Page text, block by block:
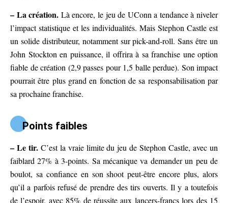
– La création. Là encore, le jeu de UConn a tendance à niveler
l’impact statistique et les individualités. Mais Stephon Castle est
un solide distributeur, notamment sur pick-and-roll. Sans être un
John Stockton en puissance, il offrira à sa franchise une option
fiable de création (2,9 passes pour 1,5 balle perdue). Son impact
pourrait être plus grand en fonction de sa responsabilisation par
sa prochaine franchise.
Points faibles
– Le tir.C’est la vraie limite du jeu de Stephon Castle, avec un
faiblard 27% à 3-points. Sa mécanique va demander un peu de
boulot, sa confiance en son shoot peut-être encore plus, alors
qu’il a parfois refusé de prendre des tirs ouverts. Il y a toutefois
de l’espoir, avec 85% de réussite aux lancers-francs lors des 15